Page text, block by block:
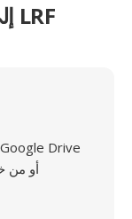
كيفية تحويل DOCM إلى LRF